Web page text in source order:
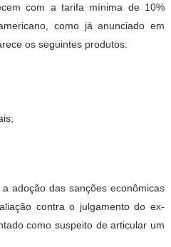
com a tarifa mínima de 10%
como já anunciado em
os seguintes produtos:
a adoção das sanções econômicas
contra o julgamento do ex-
como suspeito de articular um